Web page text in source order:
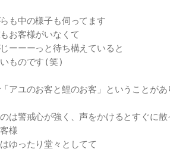
も中の様子も伺ってます
お客様がいなくて
ーーーっと待ち構えていると
ものです(笑)
アユのお客と鯉のお客」ということがあ
は警戒心が強く、声をかけるとすぐに散
様
ゆったり堂々としてて